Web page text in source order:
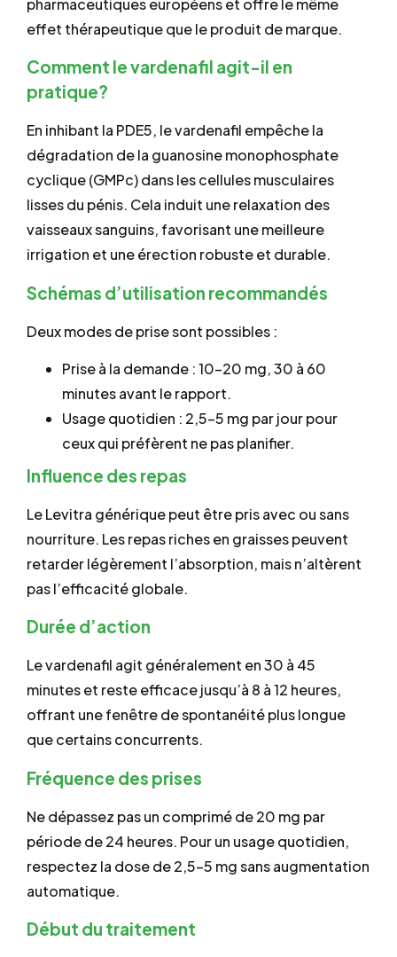
pharmaceutiques européens et offre le même
effet thérapeutique que le produit de marque.
Comment le vardenafil agit-il en
pratique?
En inhibant la PDE5, le vardenafil empêche la
dégradation de la guanosine monophosphate
cyclique (GMPc) dans les cellules musculaires
lisses du pénis. Cela induit une relaxation des
vaisseaux sanguins, favorisant une meilleure
irrigation et une érection robuste et durable.
Schémas d’utilisation recommandés
Deux modes de prise sont possibles :
Prise à la demande : 10–20 mg, 30 à 60
minutes avant le rapport.
Usage quotidien : 2,5–5 mg par jour pour
ceux qui préfèrent ne pas planifier.
Influence des repas
Le Levitra générique peut être pris avec ou sans
nourriture. Les repas riches en graisses peuvent
retarder légèrement l’absorption, mais n’altèrent
pas l’efficacité globale.
Durée d’action
Le vardenafil agit généralement en 30 à 45
minutes et reste efficace jusqu’à 8 à 12 heures,
offrant une fenêtre de spontanéité plus longue
que certains concurrents.
Fréquence des prises
Ne dépassez pas un comprimé de 20 mg par
période de 24 heures. Pour un usage quotidien,
respectez la dose de 2,5–5 mg sans augmentation
automatique.
Début du traitement